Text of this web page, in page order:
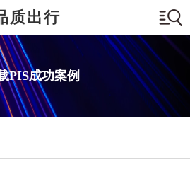
质出行
PIS成功案例